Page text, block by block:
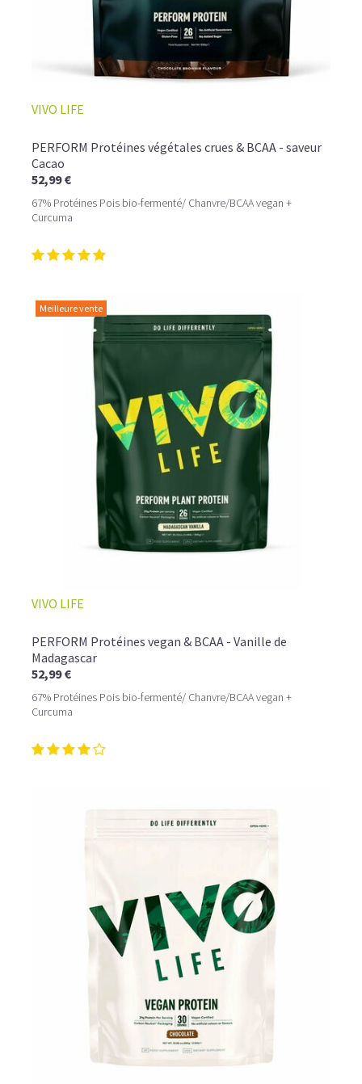
VIVO LIFE
PERFORM Protéines végétales crues & BCAA - saveur
Cacao
52,99 €
67% Protéines Pois bio-fermenté/ Chanvre/BCAA vegan +
Curcuma
Meilleure vente
VIVO LIFE
PERFORM Protéines vegan & BCAA - Vanille de
Madagascar
52,99 €
67% Protéines Pois bio-fermenté/ Chanvre/BCAA vegan +
Curcuma